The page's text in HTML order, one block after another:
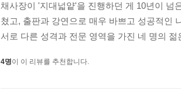
채사장이 '지대넓얕'을 진행하던 게 10년이 넘
쳤고, 출판과 강연으로 매우 바쁘고 성공적인
서로 다른 성격과 전문 영역을 가진 네 명의
4명이 이 리뷰를 추천합니다.